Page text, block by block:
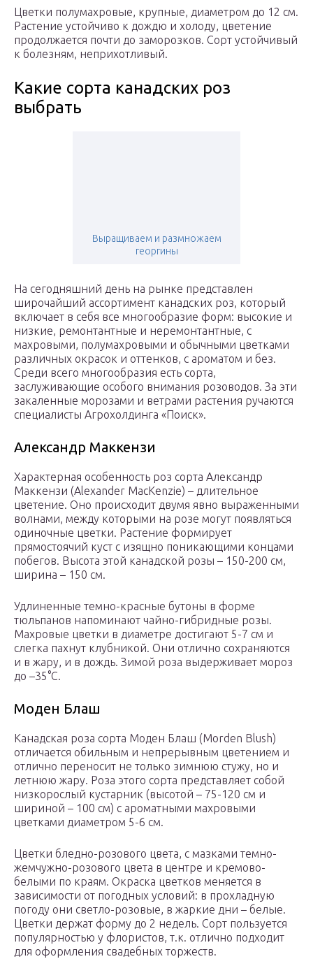
Цветки полумахровые, крупные, диаметром до 12 см.
Растение устойчиво к дождю и холоду, цветение
продолжается почти до заморозков. Сорт устойчивый
к болезням, неприхотливый.
Какие сорта канадских роз
выбрать
Выращиваем и размножаем
георгины
На сегодняшний день на рынке представлен
широчайший ассортимент канадских роз, который
включает в себя все многообразие форм: высокие и
низкие, ремонтантные и неремонтантные, с
махровыми, полумахровыми и обычными цветками
различных окрасок и оттенков, с ароматом и без.
Среди всего многообразия есть сорта,
заслуживающие особого внимания розоводов. За эти
закаленные морозами и ветрами растения ручаются
специалисты Агрохолдинга «Поиск».
Александр Маккензи
Характерная особенность роз сорта Александр
Маккензи (Alexander MacKenzie) – длительное
цветение. Оно происходит двумя явно выраженными
волнами, между которыми на розе могут появляться
одиночные цветки. Растение формирует
прямостоячий куст с изящно поникающими концами
побегов. Высота этой канадской розы – 150-200 см,
ширина – 150 см.
Удлиненные темно-красные бутоны в форме
тюльпанов напоминают чайно-гибридные розы.
Махровые цветки в диаметре достигают 5-7 см и
слегка пахнут клубникой. Они отлично сохраняются
и в жару, и в дождь. Зимой роза выдерживает мороз
до –35°C.
Моден Блаш
Канадская роза сорта Моден Блаш (Morden Blush)
отличается обильным и непрерывным цветением и
отлично переносит не только зимнюю стужу, но и
летнюю жару. Роза этого сорта представляет собой
низкорослый кустарник (высотой – 75-120 см и
шириной – 100 см) с ароматными махровыми
цветками диаметром 5-6 см.
Цветки бледно-розового цвета, с мазками темно-
жемчужно-розового цвета в центре и кремово-
белыми по краям. Окраска цветков меняется в
зависимости от погодных условий: в прохладную
погоду они светло-розовые, в жаркие дни – белые.
Цветки держат форму до 2 недель. Сорт пользуется
популярностью у флористов, т.к. отлично подходит
для оформления свадебных торжеств.